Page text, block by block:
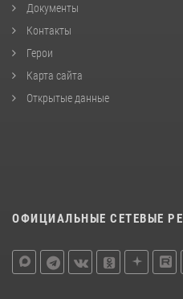
Документы
Контакты
Герои
Карта сайта
Открытые данные
ОФИЦИАЛЬНЫЕ СЕТЕВЫЕ